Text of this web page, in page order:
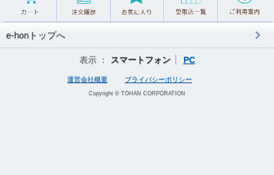
e-honトップへ
表示 ： スマートフォン PC
運営会社概要 プライバシーポリシー
Copyright © TOHAN CORPORATION